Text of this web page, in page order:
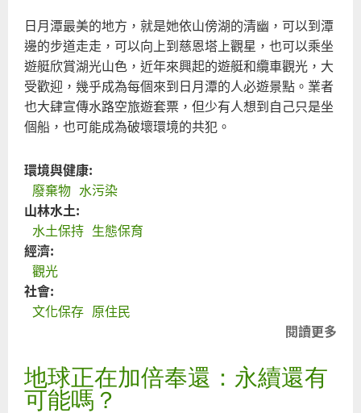
日月潭最美的地方，就是她依山傍湖的清幽，可以到潭
邊的步道走走，可以向上到慈恩塔上觀星，也可以乘坐
遊艇欣賞湖光山色，近年來興起的遊艇和纜車觀光，大
受歡迎，幾乎成為每個來到日月潭的人必遊景點。業者
也大肆宣傳水路空旅遊套票，但少有人想到自己只是坐
個船，也可能成為破壞環境的共犯。
環境與健康:
廢棄物 水污染
山林水土:
水土保持 生態保育
經濟:
觀光
社會:
文化保存 原住民
閱讀更多
地球正在加倍奉還：永續還有
可能嗎？